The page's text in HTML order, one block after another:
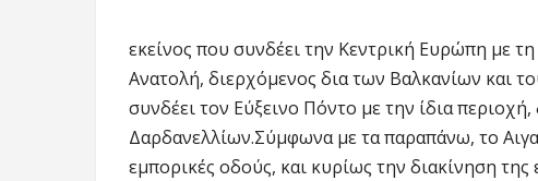
εκείνος που συνδέει την Κεντρική Ευρώπη με
Ανατολή, διερχόμενος δια των Βαλκανίων και
συνδέει τον Εύξεινο Πόντο με την ίδια
Δαρδανελλίων.Σύμφωνα με τα παραπάνω, το
εμπορικές οδούς, και κυρίως την διακίνηση